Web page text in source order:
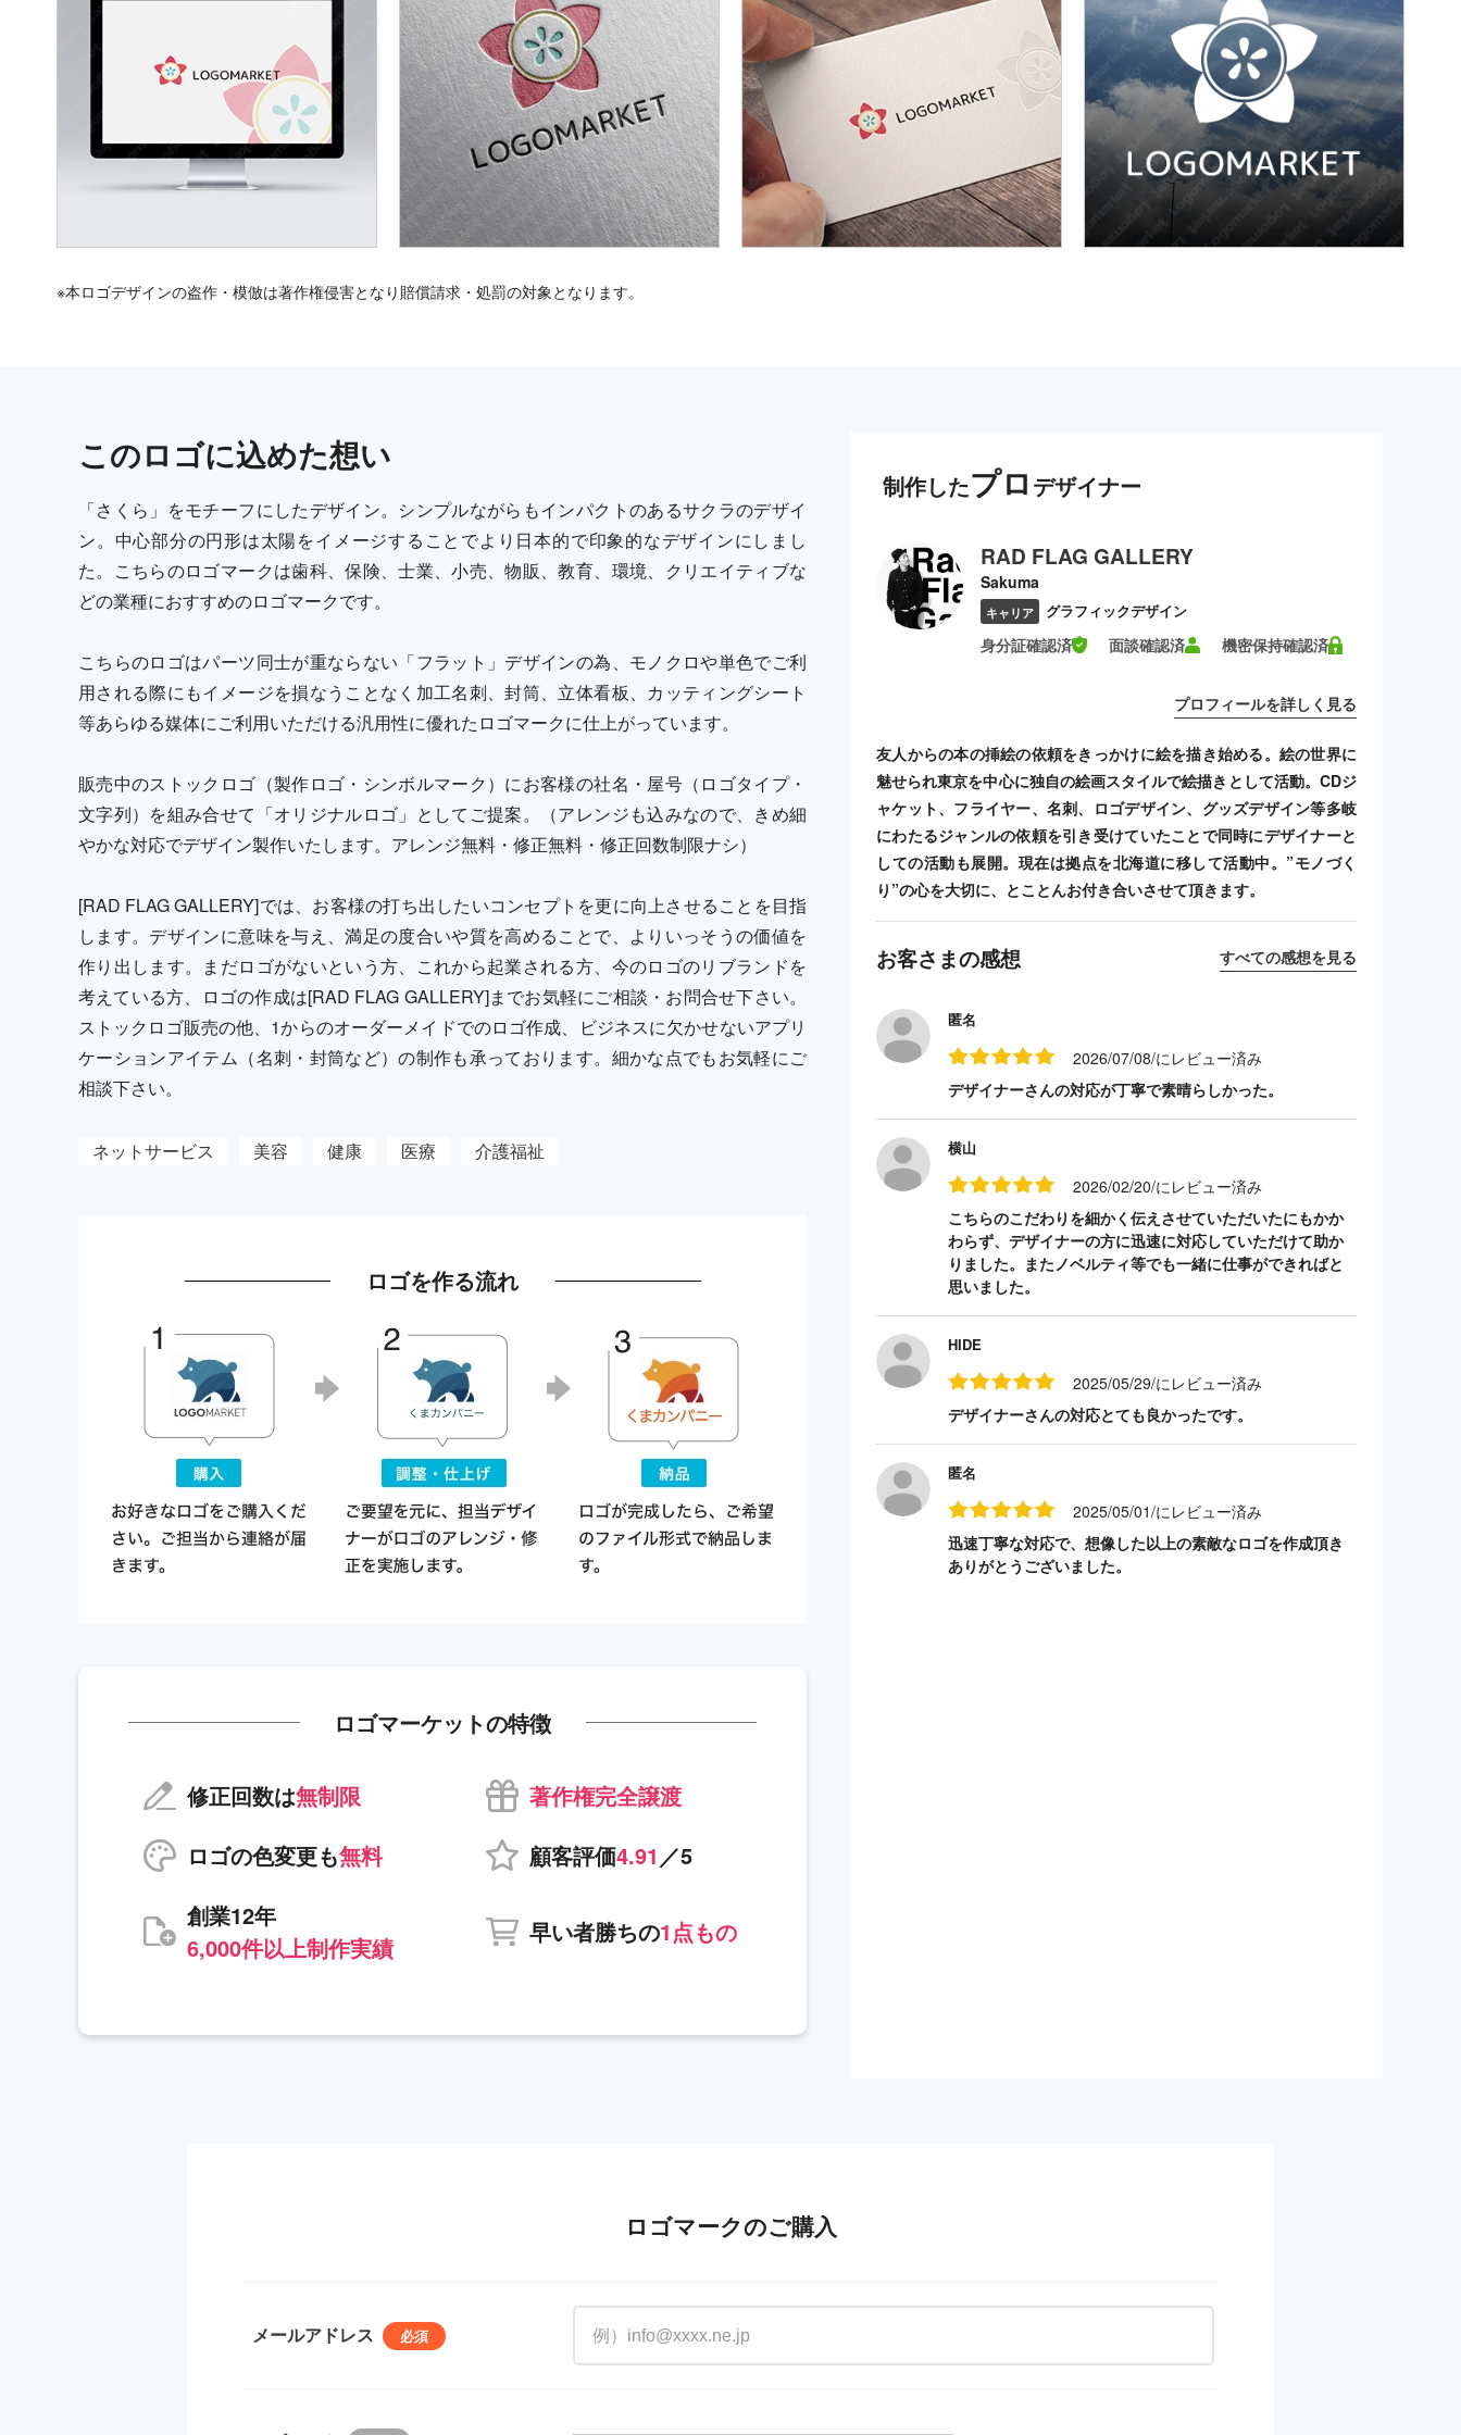
※本ロゴデザインの盗作・模倣は著作権侵害となり賠償請求・処罰の対象となります。
このロゴに込めた想い
「さくら」をモチーフにしたデザイン。シンプルながらもインパクトのあるサクラのデザイ
ン。中心部分の円形は太陽をイメージすることでより日本的で印象的なデザインにしまし
た。こちらのロゴマークは歯科、保険、士業、小売、物販、教育、環境、クリエイティブな
どの業種におすすめのロゴマークです。
こちらのロゴはパーツ同士が重ならない「フラット」デザインの為、モノクロや単色でご利
用される際にもイメージを損なうことなく加工名刺、封筒、立体看板、カッティングシート
等あらゆる媒体にご利用いただける汎用性に優れたロゴマークに仕上がっています。
販売中のストックロゴ（製作ロゴ・シンボルマーク）にお客様の社名・屋号（ロゴタイプ・
文字列）を組み合せて「オリジナルロゴ」としてご提案。（アレンジも込みなので、きめ細
やかな対応でデザイン製作いたします。アレンジ無料・修正無料・修正回数制限ナシ）
[RAD FLAG GALLERY]では、お客様の打ち出したいコンセプトを更に向上させることを目指
します。デザインに意味を与え、満足の度合いや質を高めることで、よりいっそうの価値を
作り出します。まだロゴがないという方、これから起業される方、今のロゴのリブランドを
考えている方、ロゴの作成は[RAD FLAG GALLERY]までお気軽にご相談・お問合せ下さい。
ストックロゴ販売の他、1からのオーダーメイドでのロゴ作成、ビジネスに欠かせないアプリ
ケーションアイテム（名刺・封筒など）の制作も承っております。細かな点でもお気軽にご
相談下さい。
ネットサービス 美容 健康 医療 介護福祉
ロゴを作る流れ
ロゴマーケットの特徴
修正回数は無制限
著作権完全譲渡
ロゴの色変更も無料 顧客評価4.91 ／5
創業12年
6,000件以上制作実績
早い者勝ちの1点もの
制作したプロ デザイナー
RAD FLAG GALLERY
Sakuma
キャリア グラフィックデザイン
身分証確認済 面談確認済 機密保持確認済
プロフィールを詳しく見る
友人からの本の挿絵の依頼をきっかけに絵を描き始める。絵の世界に
魅せられ東京を中心に独自の絵画スタイルで絵描きとして活動。CDジ
ャケット、フライヤー、名刺、ロゴデザイン、グッズデザイン等多岐
にわたるジャンルの依頼を引き受けていたことで同時にデザイナーと
しての活動も展開。現在は拠点を北海道に移して活動中。”モノづく
り”の心を大切に、とことんお付き合いさせて頂きます。
お客さまの感想 すべての感想を見る
匿名
2026/07/08/にレビュー済み
デザイナーさんの対応が丁寧で素晴らしかった。
横山
2026/02/20/にレビュー済み
こちらのこだわりを細かく伝えさせていただいたにもかか
わらず、デザイナーの方に迅速に対応していただけて助か
りました。またノベルティ等でも一緒に仕事ができればと
思いました。
HIDE
2025/05/29/にレビュー済み
デザイナーさんの対応とても良かったです。
匿名
2025/05/01/にレビュー済み
迅速丁寧な対応で、想像した以上の素敵なロゴを作成頂き
ありがとうございました。
ロゴマークのご購入
メールアドレス